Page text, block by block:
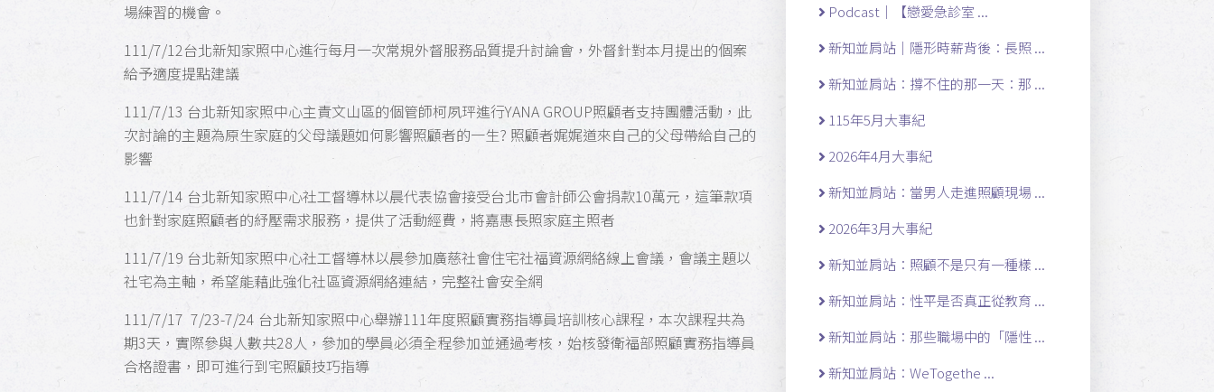
場練習的機會。
111/7/12台北新知家照中心進行每月一次常規外督服務品質提升討論會，外督針對本月提出的個案
給予適度提點建議
111/7/13 台北新知家照中心主責文山區的個管師柯夙玶進行YANA GROUP照顧者支持團體活動，此
次討論的主題為原生家庭的父母議題如何影響照顧者的一生? 照顧者娓娓道來自己的父母帶給自己的
影響
111/7/14 台北新知家照中心社工督導林以晨代表協會接受台北市會計師公會捐款10萬元，這筆款項
也針對家庭照顧者的紓壓需求服務，提供了活動經費，將嘉惠長照家庭主照者
111/7/19 台北新知家照中心社工督導林以晨參加廣慈社會住宅社福資源網絡線上會議，會議主題以
社宅為主軸，希望能藉此強化社區資源網絡連結，完整社會安全網
111/7/17 7/23-7/24 台北新知家照中心舉辦111年度照顧實務指導員培訓核心課程，本次課程共為
期3天，實際參與人數共28人，參加的學員必須全程參加並通過考核，始核發衛福部照顧實務指導員
合格證書，即可進行到宅照顧技巧指導
Podcast｜【戀愛急診室 ...
新知並肩站｜隱形時薪背後：長照 ...
新知並肩站：撐不住的那一天：那 ...
115年5月大事紀
2026年4月大事紀
新知並肩站：當男人走進照顧現場 ...
2026年3月大事紀
新知並肩站：照顧不是只有一種樣 ...
新知並肩站：性平是否真正從教育 ...
新知並肩站：那些職場中的「隱性 ...
新知並肩站：WeTogethe ...